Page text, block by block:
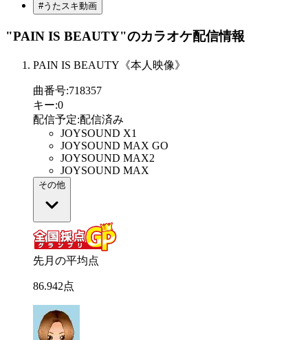
#うたスキ動画
"PAIN IS BEAUTY"のカラオケ配信情報
PAIN IS BEAUTY《本人映像》
曲番号:718357
キー:0
配信予定:配信済み
JOYSOUND X1
JOYSOUND MAX GO
JOYSOUND MAX2
JOYSOUND MAX
その他
先月の平均点
86.942点